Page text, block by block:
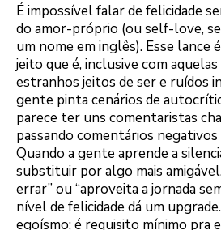
É impossível falar de felicidade
do amor-próprio (ou self-love,
um nome em inglês). Esse lance
jeito que é, inclusive com
estranhos jeitos de ser e ruídos
gente pinta cenários de
parece ter uns comentaristas
passando comentários
Quando a gente aprende a
substituir por algo mais
errar” ou “aproveita a jornada
nível de felicidade dá um
egoísmo; é requisito mínimo pra